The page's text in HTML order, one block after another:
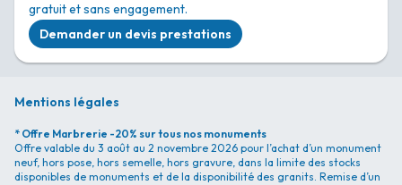
gratuit et sans engagement.
Demander un devis prestations
Mentions légales
* Offre Marbrerie -20% sur tous nos monuments
Offre valable du 3 août au 2 novembre 2026 pour l’achat d’un monument
neuf, hors pose, hors semelle, hors gravure, dans la limite des stocks
disponibles de monuments et de la disponibilité des granits. Remise d’un